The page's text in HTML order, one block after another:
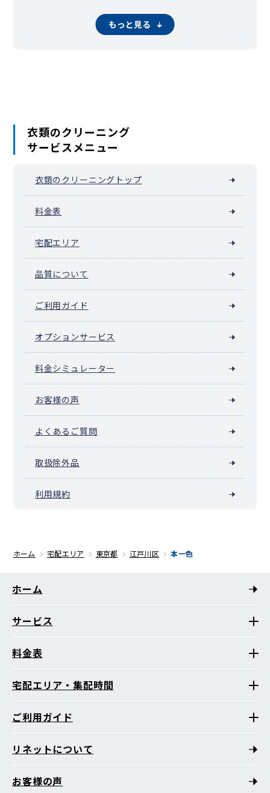
小岩駅周辺（南小岩）南篠崎町
葛西臨海公園駅周辺（臨海町）河内
もっと見る
衣類のクリーニング
サービスメニュー
衣類のクリーニングトップ
料金表
宅配エリア
品質について
ご利用ガイド
オプションサービス
料金シミュレーター
お客様の声
よくあるご質問
取扱除外品
利用規約
ホーム 宅配エリア 東京都 江戸川区 本一色
ホーム
サービス
料金表
宅配エリア・集配時間
ご利用ガイド
リネットについて
お客様の声